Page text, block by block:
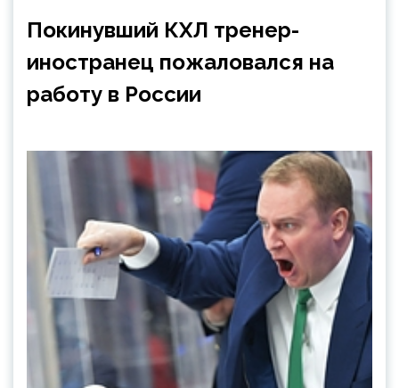
Покинувший КХЛ тренер-
иностранец пожаловался на
работу в России